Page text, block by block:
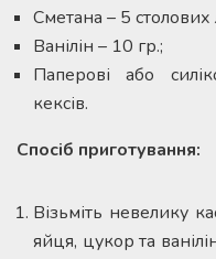
Сметана – 5
Ванілін – 10 гр.;
Паперові або
кексів.
Спосіб приготування:
Візьміть невелику
яйця, цукор та